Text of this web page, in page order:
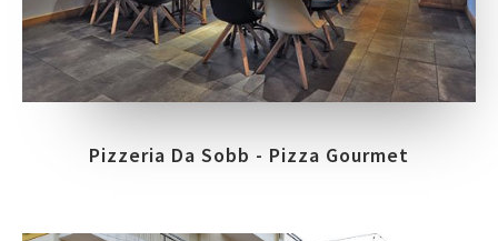
Pizzeria Da Sobb - Pizza Gourmet